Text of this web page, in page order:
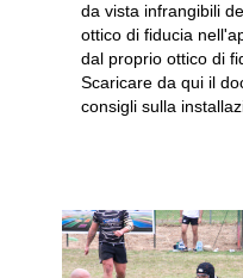
da vista infrangibili
ottico di fiducia
dal proprio ottico di
Scaricare da qui il
consigli sulla